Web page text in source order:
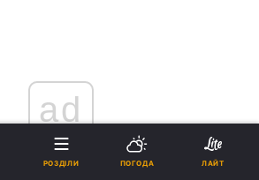
ad
РОЗДІЛИ ПОГОДА ЛАЙТ